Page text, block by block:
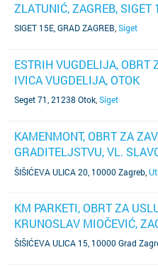
ZLATUNIĆ, ZAGREB, SIGET
SIGET 15E, GRAD ZAGREB Siget
ESTRIH VUGDELIJA, OBRT
IVICA VUGDELIJA, OTOK
Seget 71, 21238 Otok Siget
KAMENMONT, OBRT ZA
GRADITELJSTVU, VL.
ULICA 20
ŠIŠIĆEVA ULICA 20, 10000 Zagreb
KM PARKETI, OBRT ZA
KRUNOSLAV MIOČEVIĆ,
ŠIŠIĆEVA ULICA 15, 10000 Grad